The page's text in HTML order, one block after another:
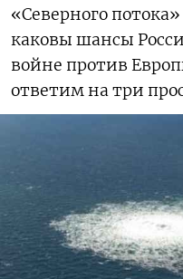
«Северного
каковы шансы
войне против
ответим на три